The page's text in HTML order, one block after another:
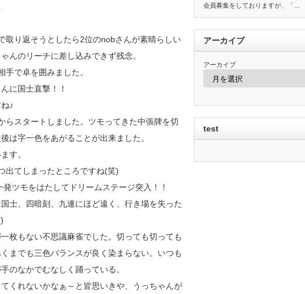
取り返そうとしたら2位のnobさんが素晴らしい
んのリーチに差し込みできず残念。
で卓を囲みました。
に国士直撃！！
♪
らスタートしました。ツモってきた中張牌を切
は字一色をあがることが出来ました。
す。
出てしまったところですね(笑)
ツモをはたしてドリームステージ突入！！
士、四暗刻、九連にほど遠く、行き場を失った
枚もない不思議麻雀でした。切っても切っても
までも三色バランスが良く染まらない。いつも
のなかでむなしく踊っている。
くれないかなぁ～と皆思いきや、うっちゃんが
会員募集をしておりますが、「…
アーカイブ
アーカイブ
test